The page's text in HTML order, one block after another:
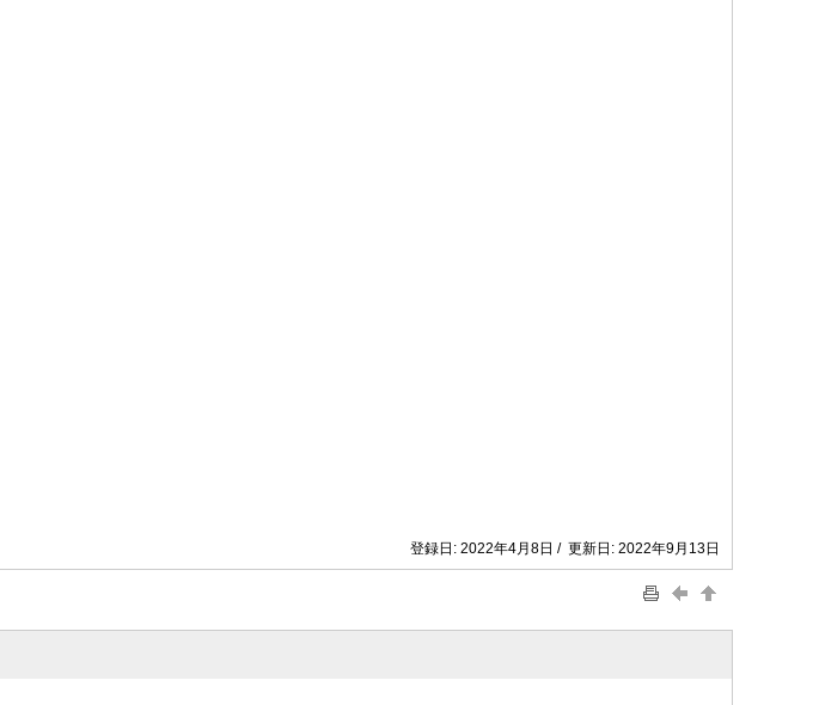
登録日: 2022年4月8日 / 更新日: 2022年9月13日